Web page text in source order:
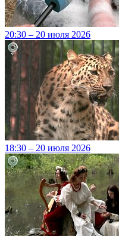
20:30 – 20 июля 2026
18:30 – 20 июля 2026